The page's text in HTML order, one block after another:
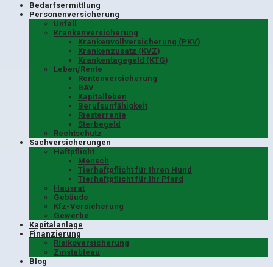
Bedarfsermittlung
Personenversicherung
Unfall
Krankenversicherung
Krankenvollversicherung (PKV)
Krankenzusatz (KVZ)
Krankentagegeld (KTG)
Leben/Rente
Rentenversicherung
BAV
Kapitalleben
Berufsunfähigkeit
Riesterrente
Sterbegeld
Rechtschutz
Sachversicherungen
Haftpflicht
Mensch
Tierhaftpflicht für Ihren Hund
Tierhaftpflicht für Ihr Pferd
Hausrat
Gebäude
Kfz-Versicherung
Gewerbe
Kapitalanlage
Finanzierung
Risikoversicherung
Zinstableau
Blog